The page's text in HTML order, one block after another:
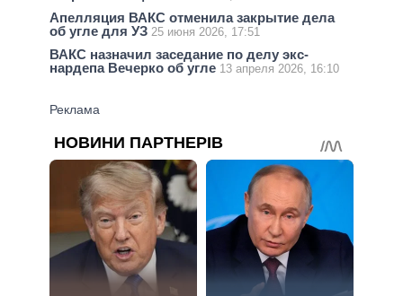
Апелляция ВАКС отменила закрытие дела
об угле для УЗ 25 июня 2026, 17:51
ВАКС назначил заседание по делу экс-
нардепа Вечерко об угле 13 апреля 2026, 16:10